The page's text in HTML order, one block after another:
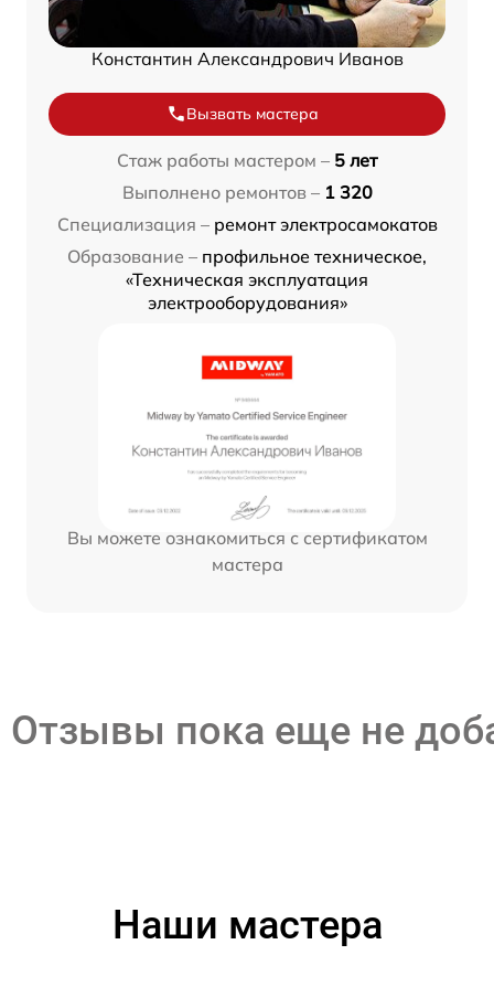
Константин Александрович Иванов
Вызвать мастера
Стаж работы мастером – 5 лет
Выполнено ремонтов – 1 320
Специализация – ремонт электросамокатов
Образование – профильное техническое,
«Техническая эксплуатация
электрооборудования»
Вы можете ознакомиться с сертификатом
мастера
Отзывы пока еще не
Наши мастера